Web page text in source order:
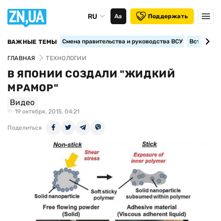
RU Аа Поддержать
ВАЖНЫЕ ТЕМЫ Смена правительства и руководства ВСУ
ГЛАВНАЯ ТЕХНОЛОГИИ
В ЯПОНИИ СОЗДАЛИ "ЖИДКИЙ
МРАМОР"
Видео
19 октября, 2015, 04:21
Поделиться